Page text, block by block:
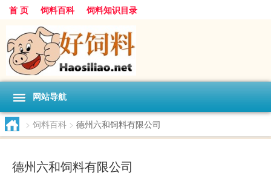
首 页 饲料百科 饲料知识目录
网站导航
> 饲料百科 > 德州六和饲料有限公司
德州六和饲料有限公司